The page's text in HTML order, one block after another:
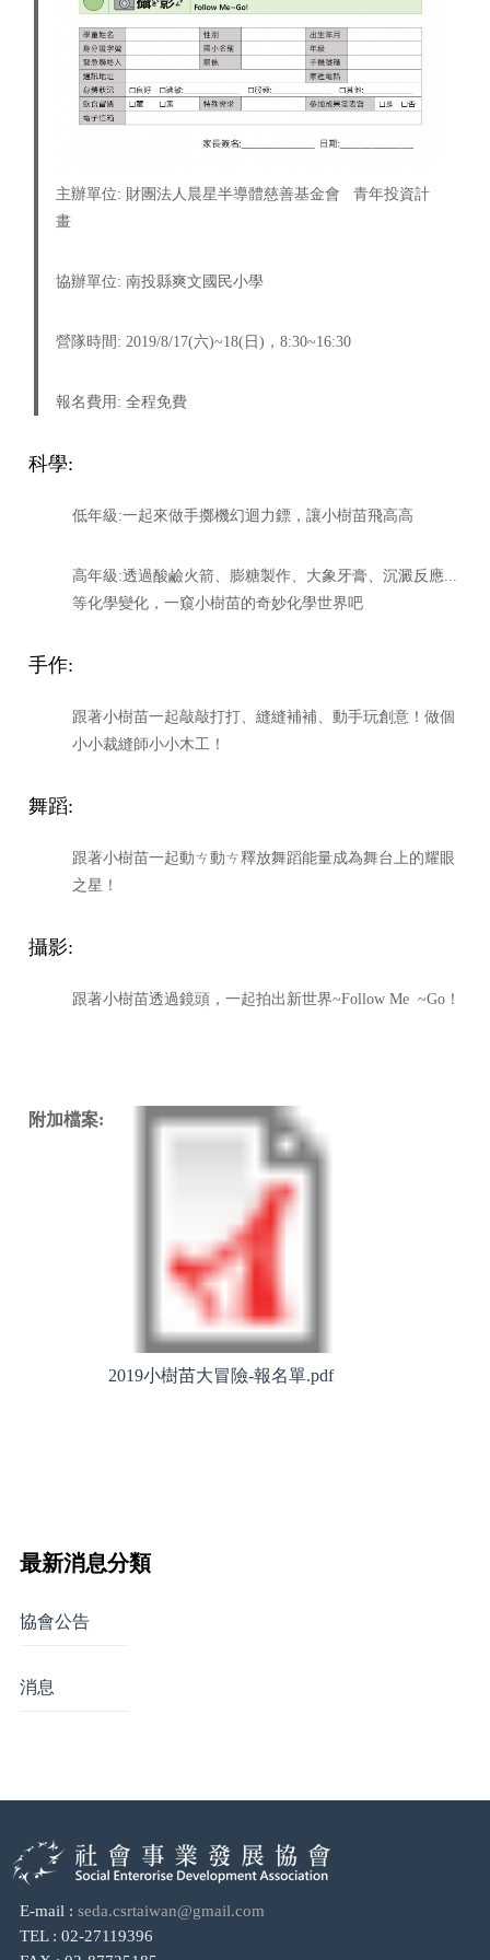
主辦單位: 財團法人晨星半導體慈善基金會
青年投資計
畫
協辦單位: 南投縣爽文國民小學
營隊時間 : 2019/8/17(六)~18( 日 ) ， 8:30~16:30
報名費用 : 全程免費
科學:
低年級 :一起來做手擲機幻迴力鏢，讓小樹苗飛高高
高年級 :透過酸鹼火箭、膨糖製作、大象牙膏、沉澱反應...
等化學變化，一窺小樹苗的奇妙化學世界吧
手作:
跟著小樹苗一起敲敲打打、縫縫補補、動手玩創意！做個
小小裁縫師小小木工！
舞蹈:
跟著小樹苗一起動ㄘ動ㄘ釋放舞蹈能量成為舞台上的耀眼
之星！
攝影:
跟著小樹苗透過鏡頭，一起拍出新世界~Follow Me ~Go！
附加檔案:
2019小樹苗大冒險-報名單.pdf
最新消息分類
協會公告
消息
E-mail : seda.csrtaiwan@gmail.com
TEL : 02-27119396